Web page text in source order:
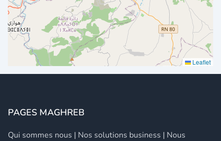
Leaflet
PAGES MAGHREB
Qui sommes nous | Nos solutions business | Nous